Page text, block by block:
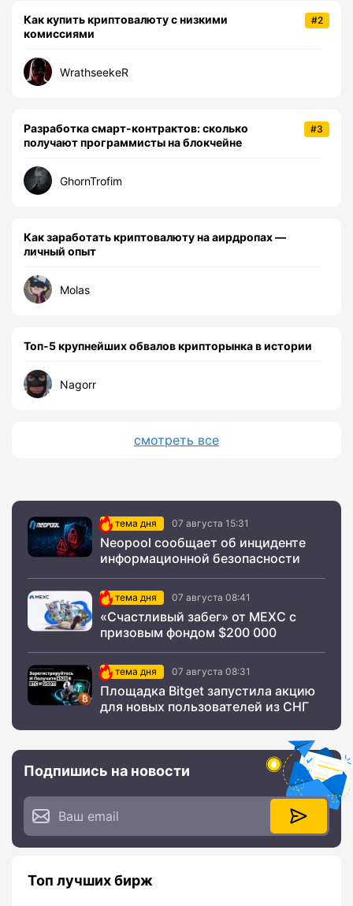
#2
Как купить криптовалюту с низкими
комиссиями
WrathseekeR
#3
Разработка смарт-контрактов: сколько
получают программисты на блокчейне
GhornTrofim
Как заработать криптовалюту на аирдропах —
личный опыт
Molas
Топ-5 крупнейших обвалов крипторынка в истории
Nagorr
смотреть все
тема дня 07 августа 15:31
Neopool сообщает об инциденте
информационной безопасности
тема дня 07 августа 08:41
«Счастливый забег» от MEXC с
призовым фондом $200 000
тема дня 07 августа 08:31
Площадка Bitget запустила акцию
для новых пользователей из СНГ
Подпишись на новости
Топ лучших бирж